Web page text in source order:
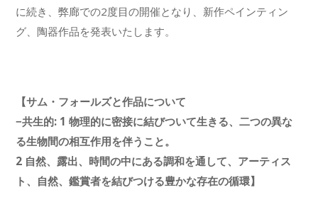
に続き、弊廊での2度目の開催となり、新作ペインティン
グ、陶器作品を発表いたします。
【サム・フォールズと作品について
−共生的: 1 物理的に密接に結びついて生きる、二つの異な
る生物間の相互作用を伴うこと。
2 自然、露出、時間の中にある調和を通して、アーティス
ト、自然、鑑賞者を結びつける豊かな存在の循環】